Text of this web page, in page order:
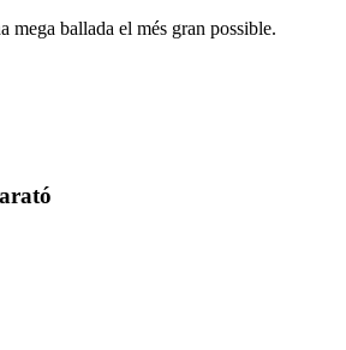
mega ballada el més gran possible.